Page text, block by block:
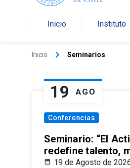
Inicio Instituto
Inicio keyboard_arrow_right Seminarios
19 AGO
Conferencias
Seminario: “El
redefine talento,
19 de Agosto de